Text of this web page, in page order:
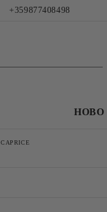
+359877408498
НОВО
CAPRICE